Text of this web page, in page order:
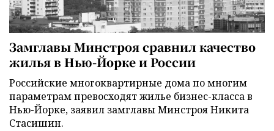
Замглавы Минстроя сравнил качество
жилья в Нью-Йорке и России
Российские многоквартирные дома по многим
параметрам превосходят жилье бизнес-класса в
Нью-Йорке, заявил замглавы Минстроя Никита
Стасишин.